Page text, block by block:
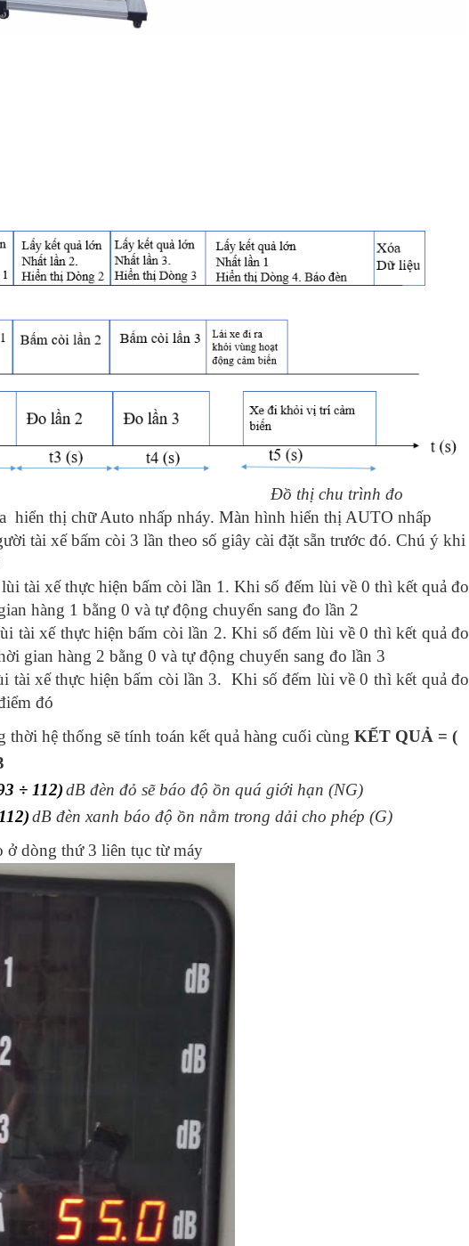
trình đo
thị chữ Auto nhấp nháy. Màn hình hiển thị AUTO nhấp
tài xế bấm còi 3 lần theo số giây cài đặt sẵn trước đó. Chú ý khi
tài xế thực hiện bấm còi lần 1. Khi số đếm lùi về 0 thì kết quả đo
hàng 1 bằng 0 và tự động chuyển sang đo lần 2
tài xế thực hiện bấm còi lần 2. Khi số đếm lùi về 0 thì kết quả đo
gian hàng 2 bằng 0 và tự động chuyển sang đo lần 3
tài xế thực hiện bấm còi lần 3. Khi số đếm lùi về 0 thì kết quả đo
đó
hệ thống sẽ tính toán kết quả hàng cuối cùng KẾT QUẢ = (
÷ 112)dB đèn đỏ sẽ báo độ ồn quá giới hạn (NG)
dB đèn xanh báo độ ồn nằm trong dải cho phép (G)
ở dòng thứ 3 liên tục từ máy